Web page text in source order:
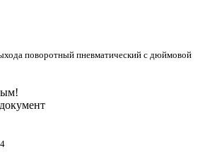
поворотный пневматический с дюймовой